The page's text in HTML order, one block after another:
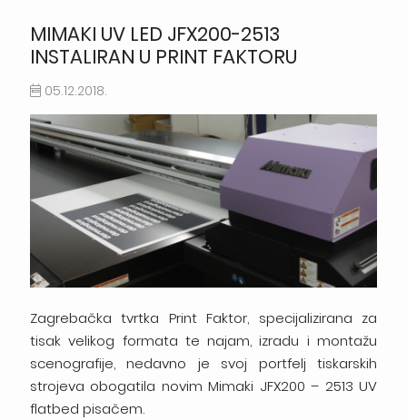
MIMAKI UV LED JFX200-2513
INSTALIRAN U PRINT FAKTORU
05.12.2018.
Zagrebačka tvrtka Print Faktor, specijalizirana za
tisak velikog formata te najam, izradu i montažu
scenografije, nedavno je svoj portfelj tiskarskih
strojeva obogatila novim Mimaki JFX200 – 2513 UV
flatbed pisačem.